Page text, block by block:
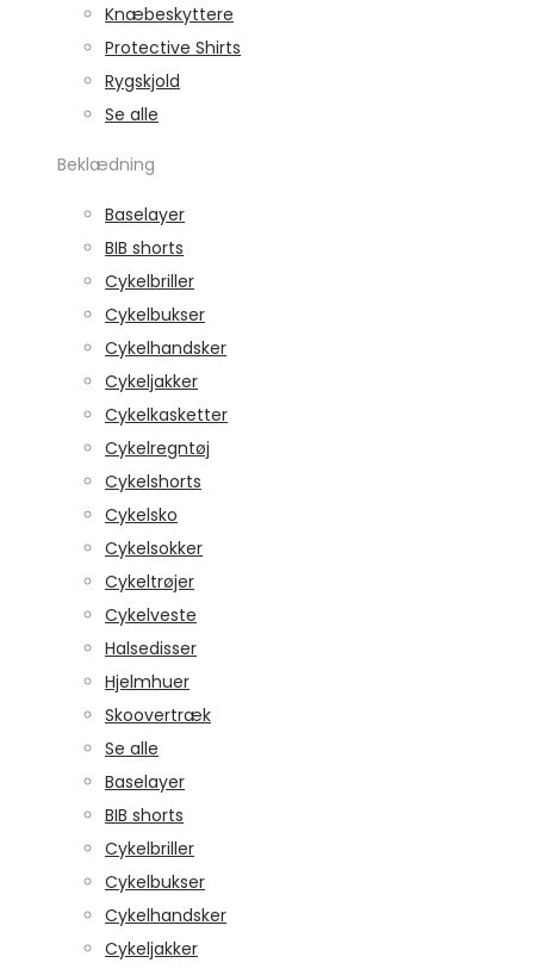
Knæbeskyttere
Protective Shirts
Rygskjold
Se alle
Beklædning
Baselayer
BIB shorts
Cykelbriller
Cykelbukser
Cykelhandsker
Cykeljakker
Cykelkasketter
Cykelregntøj
Cykelshorts
Cykelsko
Cykelsokker
Cykeltrøjer
Cykelveste
Halsedisser
Hjelmhuer
Skoovertræk
Se alle
Baselayer
BIB shorts
Cykelbriller
Cykelbukser
Cykelhandsker
Cykeljakker